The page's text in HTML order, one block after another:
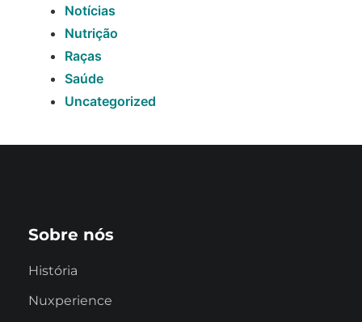
Notícias
Nutrição
Raças
Saúde
Uncategorized
Sobre nós
História
Nuxperience